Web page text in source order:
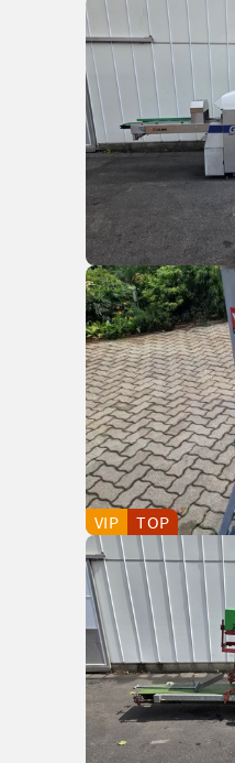
VIP TOP